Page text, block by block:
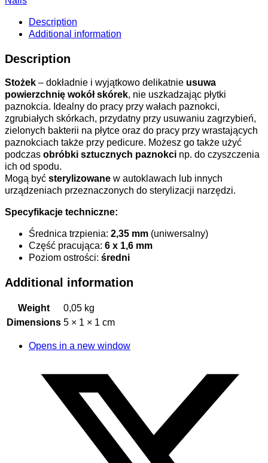
Description
Additional information
Description
Stożek – dokładnie i wyjątkowo delikatnie usuwa
powierzchnię wokół skórek, nie uszkadzając płytki
paznokcia. Idealny do pracy przy wałach paznokci,
zgrubiałych skórkach, przydatny przy usuwaniu zagrzybień,
zielonych bakterii na płytce oraz do pracy przy wrastających
paznokciach także przy pedicure. Możesz go także użyć
podczas obróbki sztucznych paznokci np. do czyszczenia
ich od spodu.
Mogą być sterylizowane w autoklawach lub innych
urządzeniach przeznaczonych do sterylizacji narzędzi.
Specyfikacje techniczne:
Średnica trzpienia: 2,35 mm (uniwersalny)
Część pracująca: 6 x 1,6 mm
Poziom ostrości: średni
Additional information
Weight
0,05 kg
Dimensions 5 × 1 × 1 cm
Opens in a new window